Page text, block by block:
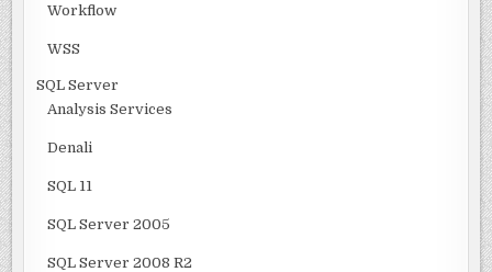
Workflow
WSS
SQL Server
Analysis Services
Denali
SQL 11
SQL Server 2005
SQL Server 2008 R2